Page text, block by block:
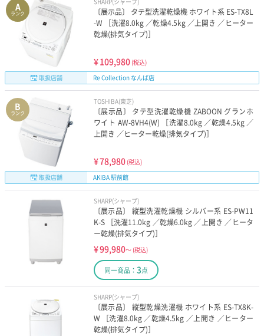
A
ランク
〔展示品〕 タテ型洗濯乾燥機 ホワイト系 ES-TX8L
-W ［洗濯8.0kg ／乾燥4.5kg ／上開き ／ヒーター
乾燥(排気タイプ)］
¥109,980 (税込)
取扱店舗
Re Collection なんば店
B
ランク
TOSHIBA(東芝)
〔展示品〕 タテ型洗濯乾燥機 ZABOON グランホ
ワイト AW-8VH4(W) ［洗濯8.0kg ／乾燥4.5kg ／
上開き ／ヒーター乾燥(排気タイプ)］
¥78,980 (税込)
取扱店舗
AKIBA 駅前館
SHARP(シャープ)
〔展示品〕 縦型洗濯乾燥機 シルバー系 ES-PW11
K-S ［洗濯11.0kg ／乾燥6.0kg ／上開き ／ヒータ
ー乾燥(排気タイプ)］
¥99,980～ (税込)
同一商品： 3点
SHARP(シャープ)
〔展示品〕 縦型乾燥洗濯機 ホワイト系 ES-TX8K-
W ［洗濯8.0kg ／乾燥4.5kg ／上開き ／ヒーター
乾燥(排気タイプ)］